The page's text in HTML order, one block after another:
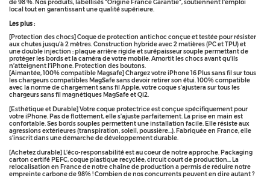
de 98 %. Nos produits, labellisés "Origine France Garantie", soutiennent l'emploi
local tout en garantissant une qualité supérieure.
Les plus :
[Protection des chocs] Coque de protection antichoc conçue et testée pour résister
aux chutes jusqu’à 2 mètres. Construction hybride avec 2 matières (PC et TPU) et
une double injection : plaque arrière rigide et surépaisseur souple permettant de
protéger les bords et la caméra de votre mobile. Amortit les chocs avant qu’ils
n’atteignent l’iPhone. Protection des boutons.
[Aimantée, 100% compatible Magsafe] Chargez votre iPhone 16 Plus sans fil sur tous
les chargeurs compatibles MagSafe sans devoir retirer son étui. 100% compatible
avec la norme de chargement sans fil Apple, votre coque s’ajustera sur tous les
chargeurs sans fil magnétiques MagSafe et Qi2.
[Esthétique et Durable] Votre coque protectrice est conçue spécifiquement pour
votre iPhone. Pas de flottement, elle s’ajuste parfaitement. La prise en main est
confortable. Ses bords souples permettent une installation facile. Elle résiste aux
agressions extérieures (transpiration, soleil, poussière…). Fabriquée en France, elle
s’inscrit dans une démarche de développement durable.
[Achetez durable] L’éco-responsabilité est au coeur de notre approche. Packaging
carton certifé PEFC, coque plastique recyclée, circuit court de production… La
relocalisation en France de notre chaîne de production a permis de réduire notre
empreinte carbone de 98% ! Combien de nos concurrents peuvent en dire autant ?